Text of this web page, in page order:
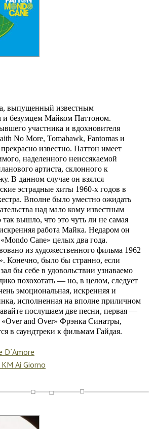
выпущенный известным
и безумцем Майком Паттоном.
участника и вдохновителя
No More, Tomahawk, Fantomas и
известно. Паттон имеет
наделенного неиссякаемой
артиста, склонного к
В данном случае он взялся
эстрадные хиты 1960-х годов в
Вполне было уместно ожидать
над мало кому известным
вышло, что это чуть ли не самая
работа Майка. Недаром он
Cane» целых два года.
из художественного фильма 1962
Конечно, было бы странно, если
бы себе в удовольствии узнаваемо
похохотать — но, в целом, следует
эмоциональная, искренняя и
исполненная на вполне приличном
послушаем две песни, первая —
«Over and Over» Фрэнка Синатры,
в саундтреки к фильмам Гайдая.
D`Amore
Ai Giorno